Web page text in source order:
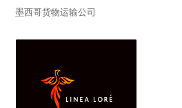
墨西哥货物运输公司